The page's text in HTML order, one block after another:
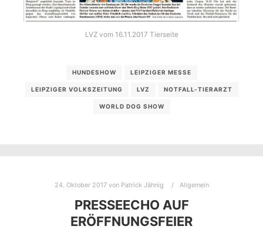
LVZ vom 16.11.2017 Tierseite
HUNDESHOW LEIPZIGER MESSE
LEIPZIGER VOLKSZEITUNG LVZ NOTFALL-TIERARZT
WORLD DOG SHOW
24. Oktober 2017von Patrick Jähnig Allgemein
PRESSEECHO AUF
ERÖFFNUNGSFEIER